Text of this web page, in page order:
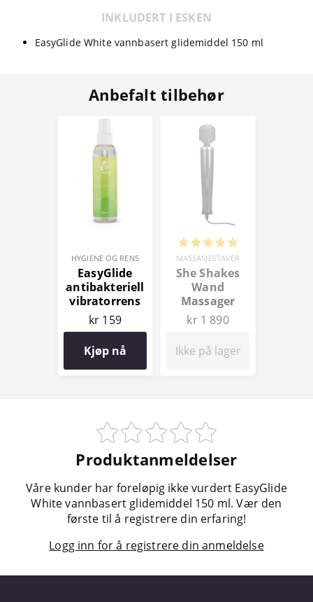
INKLUDERT I ESKEN
EasyGlide White vannbasert glidemiddel 150 ml
Anbefalt tilbehør
HYGIENE OG RENS
EasyGlide
antibakteriell
vibratorrens
150 ml
kr 159
Kjøp nå
MASSASJESTAVER
She Shakes
Wand
Massager
kr 1 890
Ikke på lager
Produktanmeldelser
Våre kunder har foreløpig ikke vurdert EasyGlide
White vannbasert glidemiddel 150 ml. Vær den
første til å registrere din erfaring!
Logg inn for å registrere din anmeldelse